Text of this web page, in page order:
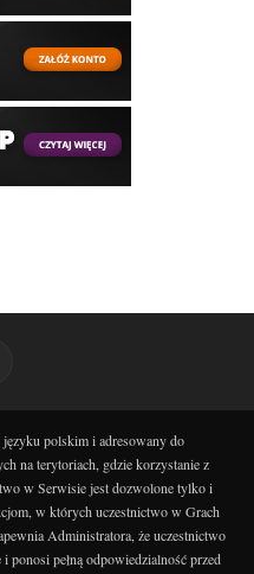
polskim i adresowany do
na terytoriach, gdzie korzystanie z
w Serwisie jest dozwolone tylko i
w których uczestnictwo w Grach
Administratora, że uczestnictwo
pełną odpowiedzialność przed